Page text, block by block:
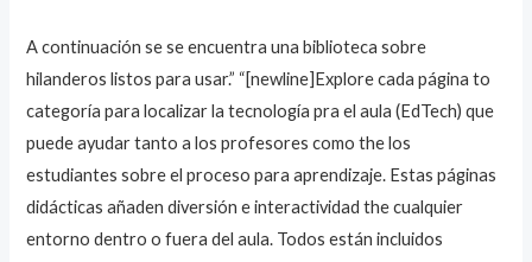
A continuación se se encuentra una biblioteca sobre
hilanderos listos para usar.” “[newline]Explore cada página to
categoría para localizar la tecnología pra el aula (EdTech) que
puede ayudar tanto a los profesores como the los
estudiantes sobre el proceso para aprendizaje. Estas páginas
didácticas añaden diversión e interactividad the cualquier
entorno dentro o fuera del aula. Todos están incluidos